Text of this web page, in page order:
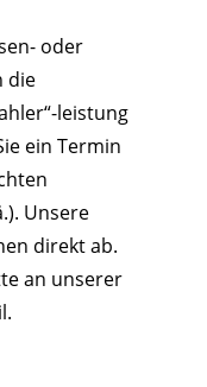
oder
die
leistung
ein Termin
Unsere
direkt ab.
an unserer